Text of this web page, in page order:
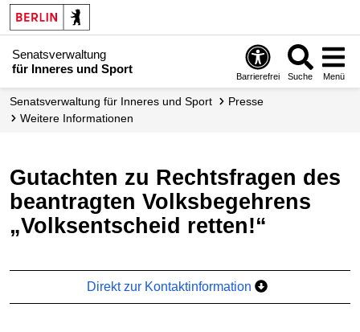
Senatsverwaltung
für Inneres und Sport
Barrierefrei Suche Menü
Senatsverwaltung für Inneres und Sport
Presse
Weitere Informationen
Gutachten zu Rechtsfragen des
beantragten Volksbegehrens
„Volksentscheid retten!“
Direkt zur Kontaktinformation